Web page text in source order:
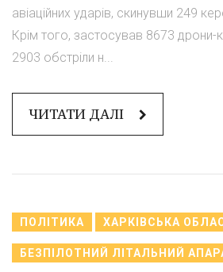
авіаційних ударів, скинувши 249
Крім того, застосував 8673 дрони-
2903 обстріли н...
ЧИТАТИ ДАЛІ
ПОЛІТИКА ХАРКІВСЬКА
БЕЗПІЛОТНИЙ ЛІТАЛЬНИЙ